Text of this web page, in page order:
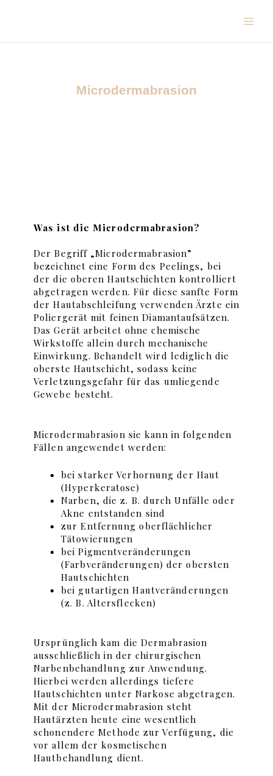
Microdermabrasion
Was ist die Microdermabrasion?
Der Begriff „Microdermabrasion”
bezeichnet eine Form des Peelings, bei
der die oberen Hautschichten kontrolliert
abgetragen werden. Für diese sanfte Form
der Hautabschleifung verwenden Ärzte ein
Poliergerät mit feinen Diamantaufsätzen.
Das Gerät arbeitet ohne chemische
Wirkstoffe allein durch mechanische
Einwirkung. Behandelt wird lediglich die
oberste Hautschicht, sodass keine
Verletzungsgefahr für das umliegende
Gewebe besteht.
Microdermabrasion sie kann in folgenden
Fällen angewendet werden:
bei starkerVerhornung der Haut
(Hyperkeratose)
Narben, die z. B. durch Unfälle oder
Akne entstanden sind
zur Entfernung oberflächlicher
Tätowierungen
bei Pigmentveränderungen
(Farbveränderungen) der obersten
Hautschichten
bei gutartigen Hautveränderungen
(z. B. Altersflecken)
Ursprünglich kam die Dermabrasion
ausschließlich in der chirurgischen
Narbenbehandlung zur Anwendung.
Hierbei werden allerdings tiefere
Hautschichten unter Narkose abgetragen.
Mit der Microdermabrasion steht
Hautärzten heute eine wesentlich
schonendere Methode zur Verfügung, die
vor allem der kosmetischen
Hautbehandlung dient.